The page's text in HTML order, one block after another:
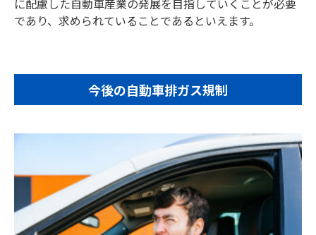
であり、求められていることであるといえます。
今後の自動車排ガス規制